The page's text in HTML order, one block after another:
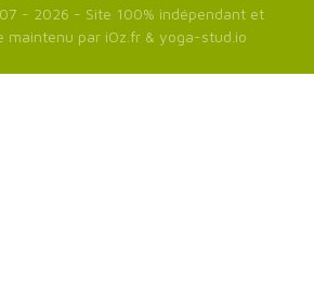
- 2026 - Site 100% indépendant et
maintenu par iOz.fr & yoga-stud.io